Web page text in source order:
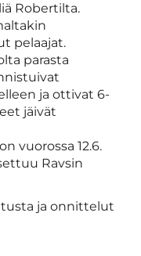
Robertilta.
pelaajat.
parasta
ja ottivat 6-
jäivät
vuorossa 12.6.
Ravsin
ja onnittelut